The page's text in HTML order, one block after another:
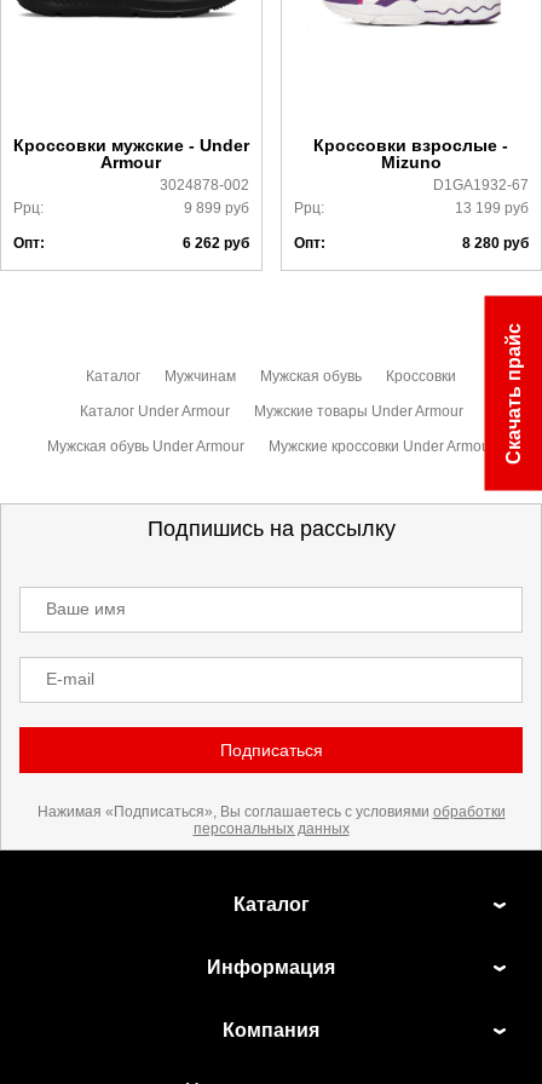
Кроссовки мужские - Under
Armour
3024878-002
Ррц:
9 899 руб
Опт: 6 262руб
Кроссовки взрослые -
Mizuno
D1GA1932-67
Ррц:
13 199 руб
Опт: 8 280 руб
Каталог Мужчинам Мужская обувь Кроссовки
Каталог Under Armour Мужские товары Under Armour
Мужская обувь Under Armour Мужские кроссовки Under Armour
Подпишись на рассылку
Ваше имя
E-mail
Подписаться
Нажимая «Подписаться», Вы соглашаетесь с условиями обработки
персональных данных
Каталог
Информация
Компания
Скачать прайс